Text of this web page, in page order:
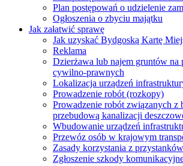
Plan postępowań o udzielenie
Ogłoszenia o zbyciu majątku
Jak załatwić sprawę
Jak uzyskać Bydgoską Kartę
Reklama
Dzierżawa lub najem gruntów na
cywilno-prawnych
Lokalizacja urządzeń
Prowadzenie robót (rozkopy)
Prowadzenie robót związanych z
przebudową kanalizacji
Wbudowanie urządzeń
Przewóz osób w krajowym
Zasady korzystania z przystanków
Zgłoszenie szkody